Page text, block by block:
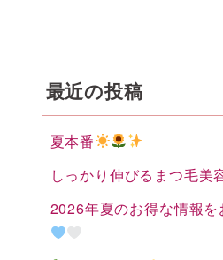
最近の投稿
夏本番
しっかり伸びるまつ毛美
2026年夏のお得な情報